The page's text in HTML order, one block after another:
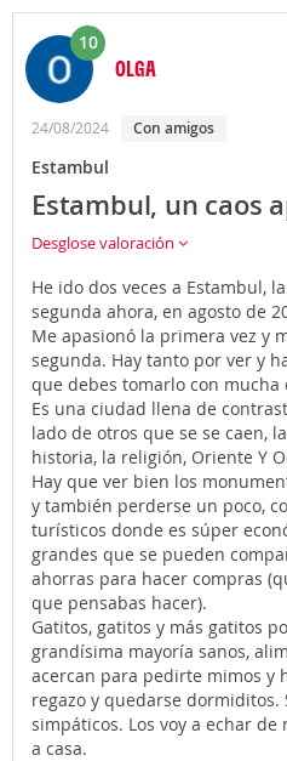
10
OLGA
24/08/2024 Con amigos
Estambul
Estambul, un caos
Desglose valoración
He ido dos veces a Estambul,
segunda ahora, en agosto de
Me apasionó la primera vez y
segunda. Hay tanto por ver y
que debes tomarlo con
Es una ciudad llena de
lado de otros que se se caen,
historia, la religión, Oriente Y
Hay que ver bien los
y también perderse un poco,
turísticos donde es súper
grandes que se pueden
ahorras para hacer compras
que pensabas hacer).
Gatitos, gatitos y más gatitos
grandísima mayoría sanos,
acercan para pedirte mimos y
regazo y quedarse dormiditos.
simpáticos. Los voy a echar
a casa.